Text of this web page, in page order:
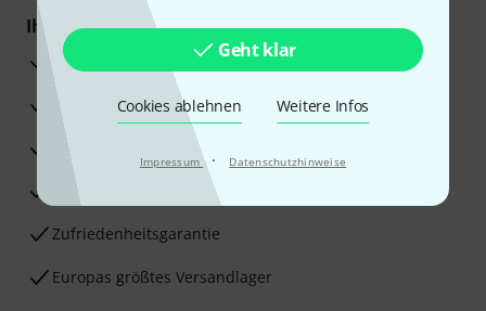
Geht klar
Cookies ablehnen Weitere Infos
Impressum · Datenschutzhinweise
Ihre Vorteile
3 Jahre Thomann Garantie
30 Tage Money-Back-Garantie
Beratung durch Fachexperten
Zufriedenheitsgarantie
Europas größtes Versandlager